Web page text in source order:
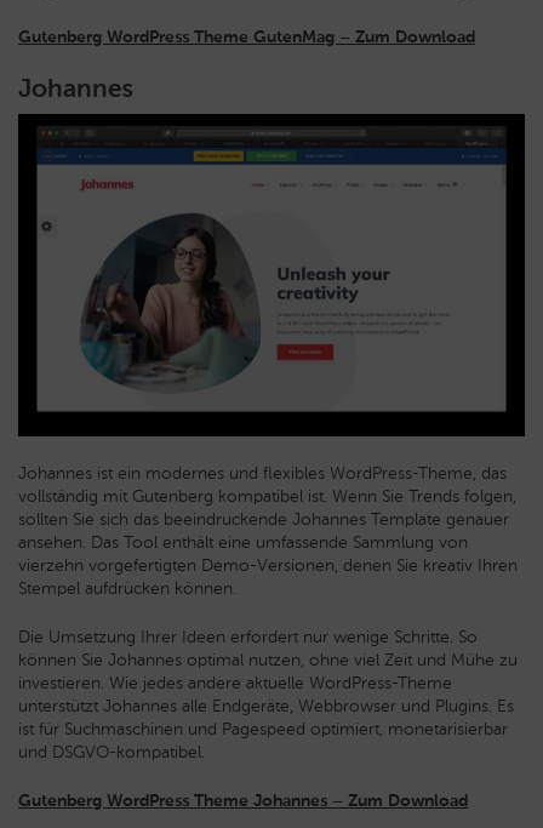
Gutenberg WordPress Theme GutenMag – Zum Download
Johannes
Johannes ist ein modernes und flexibles WordPress-Theme, das
vollständig mit Gutenberg kompatibel ist. Wenn Sie Trends folgen,
sollten Sie sich das beeindruckende Johannes Template genauer
ansehen. Das Tool enthält eine umfassende Sammlung von
vierzehn vorgefertigten Demo-Versionen, denen Sie kreativ Ihren
Stempel aufdrücken können.
Die Umsetzung Ihrer Ideen erfordert nur wenige Schritte. So
können Sie Johannes optimal nutzen, ohne viel Zeit und Mühe zu
investieren. Wie jedes andere aktuelle WordPress-Theme
unterstützt Johannes alle Endgeräte, Webbrowser und Plugins. Es
ist für Suchmaschinen und Pagespeed optimiert, monetarisierbar
und DSGVO-kompatibel.
Gutenberg WordPress Theme Johannes – Zum Download